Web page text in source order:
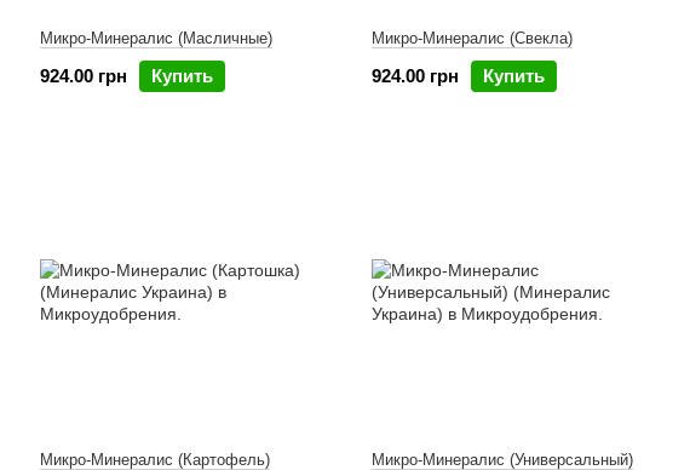
Микро-Минералис (Масличные)
924.00 грн Купить
Микро-Минералис (Свекла)
924.00 грн Купить
Микро-Минералис (Картофель) Микро-Минералис (Универсальный)